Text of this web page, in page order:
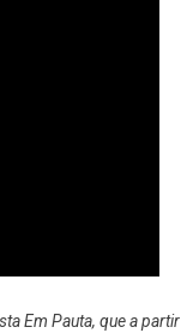
Em Pauta, que a partir